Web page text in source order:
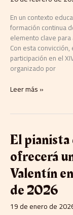
En un contexto
formación continua
elemento clave
Con esta convicción,
participación en el
organizado por
Leer más »
El pianista
ofrecerá
Valentín
de 2026
19 de enero de
El
pianista
de
la
mano
izquierda
ofrecerá
un